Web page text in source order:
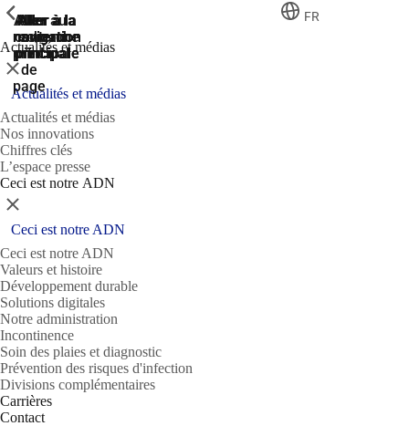
Aller à la
recherche
Aller à la
navigation
principale
Aller à la
navigation
principale
Aller au
contenu
principal
Aller
au
pied
de
page
FR
Actualités et médias
ShowPrevious
Fermer
Actualités et médias
Actualités et médias
Nos innovations
Chiffres clés
L’espace presse
Ceci est notre ADN
ShowPrevious
Fermer
Ceci est notre ADN
Ceci est notre ADN
Valeurs et histoire
Développement durable
Solutions digitales
Notre administration
Incontinence
Soin des plaies et diagnostic
Prévention des risques d'infection
Divisions complémentaires
Carrières
Contact
ShowPrevious